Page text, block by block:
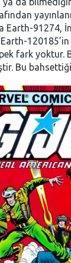
Earth-91274,
fark yoktur.
Bu